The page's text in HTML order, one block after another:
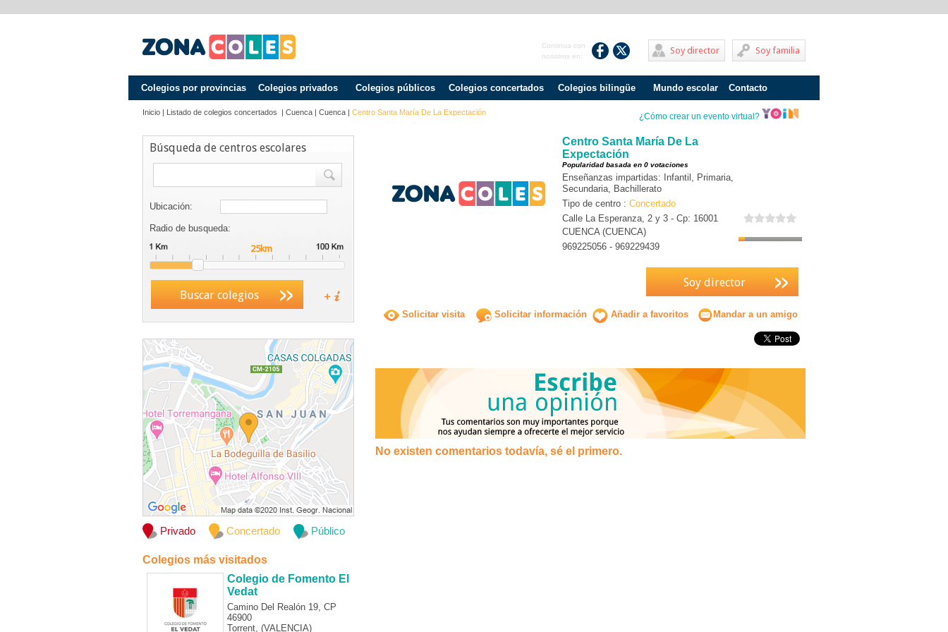
Soy familia
Soy director
Continua con
nosotros en:
Colegios por provincias Colegios privados Colegios públicos Colegios concertados Colegios bilingüe Mundo escolar
Problemas de aprendizaje
Adolescentes
Internados
Fracaso escolar
Primaria
Contacto
Inicio | Listado de colegios concertados | Cuenca | Cuenca | Centro Santa María De La Expectación ¿Cómo crear un evento virtual?
Búsqueda de centros escolares
Ubicación:
Radio de busqueda:
Buscar colegios
Privado Concertado Público
Colegios más visitados
Colegio de Fomento El
Vedat
Camino Del Realón 19, CP
46900
Torrent, (VALENCIA)
Centro Santa María De La
Expectación
Popularidad basada en 0 votaciones
Enseñanzas impartidas: Infantil, Primaria,
Secundaria, Bachillerato
Tipo de centro : Concertado
Calle La Esperanza, 2 y 3 - Cp: 16001
CUENCA (CUENCA)
969225056 - 969229439
Soy director
Solicitar visita Solicitar información Añadir a favoritos Mandar a un amigo
No existen comentarios todavía, sé el primero.